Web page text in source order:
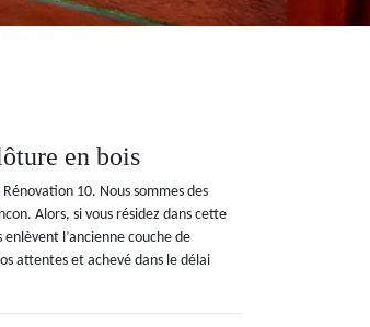
en bois
10. Nous sommes des
Alors, si vous résidez dans cette
l’ancienne couche de
attentes et achevé dans le délai